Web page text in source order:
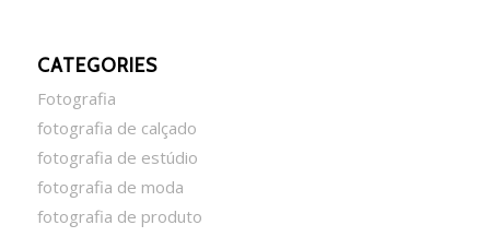
CATEGORIES
Fotografia
fotografia de calçado
fotografia de estúdio
fotografia de moda
fotografia de produto